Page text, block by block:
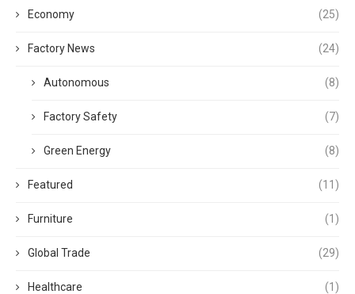
Economy (25)
Factory News (24)
Autonomous (8)
Factory Safety (7)
Green Energy (8)
Featured (11)
Furniture (1)
Global Trade (29)
Healthcare (1)